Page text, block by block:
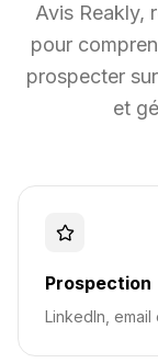
Avis Reakly,
pour
prospecter
et
Prospection
LinkedIn, email